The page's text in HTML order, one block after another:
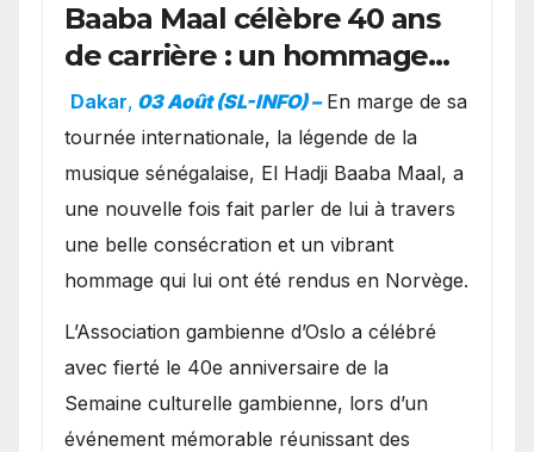
Baaba Maal célèbre 40 ans
de carrière : un hommage
exceptionnel à Oslo en
présence de la famille
royale.
Dakar, 03 Août (SL-INFO) – ​En marge de sa
tournée internationale, la légende de la
musique sénégalaise, El Hadji Baaba Maal, a
une nouvelle fois fait parler de lui à travers
une belle consécration et un vibrant
hommage qui lui ont été rendus en Norvège.
​L’Association gambienne d’Oslo a célébré
avec fierté le 40e anniversaire de la
Semaine culturelle gambienne, lors d’un
événement mémorable réunissant des